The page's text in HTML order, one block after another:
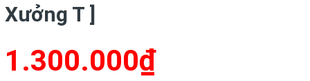
Xưởng T ]
1.300.000₫